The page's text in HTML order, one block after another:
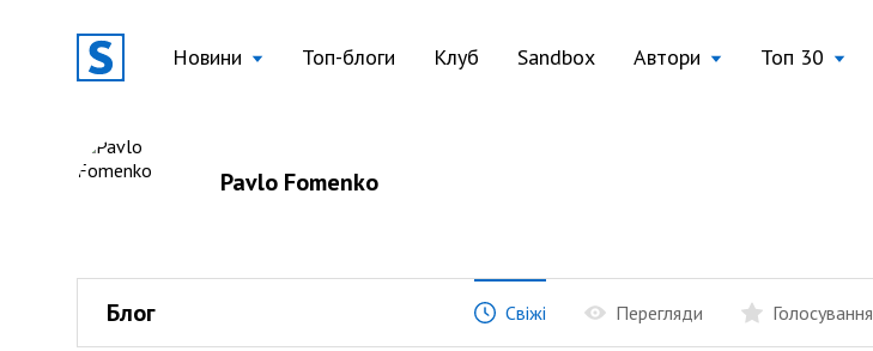
Новини Топ-блоги Клуб Sandbox Автори Топ 30
Pavlo Fomenko
Блог Свіжі Перегляди Голосування